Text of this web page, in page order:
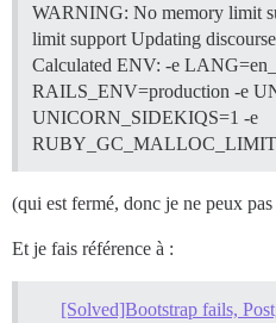
WARNING: No memory limit
limit support Updating
Calculated ENV: -e
RAILS_ENV=production -e
UNICORN_SIDEKIQS=1 -e
(qui est fermé, donc je ne peux
Et je fais référence à :
[Solved]Bootstrap fails,